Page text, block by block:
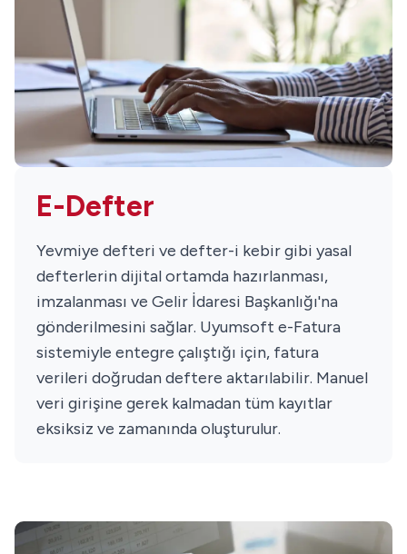
E-Defter
Yevmiye defteri ve defter-i kebir gibi yasal
defterlerin dijital ortamda hazırlanması,
imzalanması ve Gelir İdaresi Başkanlığı'na
gönderilmesini sağlar. Uyumsoft e-Fatura
sistemiyle entegre çalıştığı için, fatura
verileri doğrudan deftere aktarılabilir. Manuel
veri girişine gerek kalmadan tüm kayıtlar
eksiksiz ve zamanında oluşturulur.